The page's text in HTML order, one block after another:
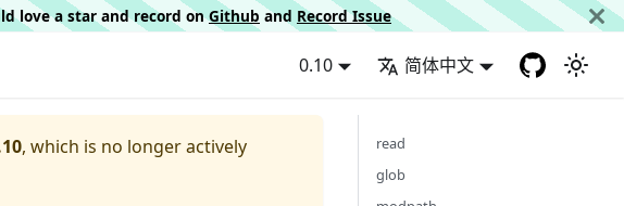
love a star and record onGithub and Record Issue
0.10 简体中文
, which is no longer actively
read
glob